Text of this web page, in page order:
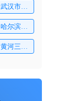
武汉市妇
女
哈尔滨市
红
黄河三门